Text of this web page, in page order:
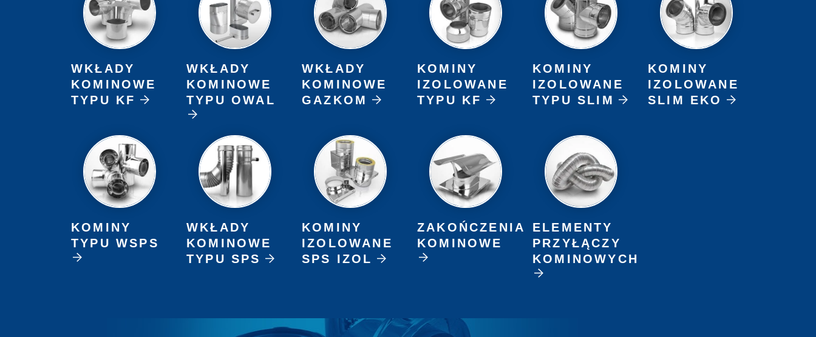
WKŁADY
KOMINOWE
TYPU KF
WKŁADY
KOMINOWE
TYPU OWAL
WKŁADY
KOMINOWE
GAZKOM
KOMINY
IZOLOWANE
TYPU KF
KOMINY
IZOLOWANE
TYPU SLIM
KOMINY
IZOLOWANE
SLIM EKO
KOMINY
TYPU WSPS
WKŁADY
KOMINOWE
TYPU SPS
KOMINY
IZOLOWANE
SPS IZOL
ZAKOŃCZENIA
KOMINOWE
ELEMENTY
PRZYŁĄCZY
KOMINOWYCH